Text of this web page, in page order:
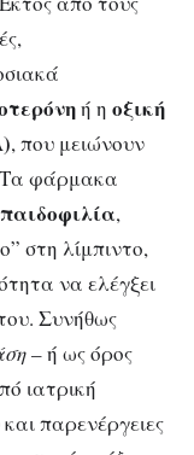
ή η οξική
, που μειώνουν
Τα φάρμακα
,
στη λίμπιντο,
να ελέγξει
Συνήθως
– ή ως όρος
ιατρική
παρενέργειες